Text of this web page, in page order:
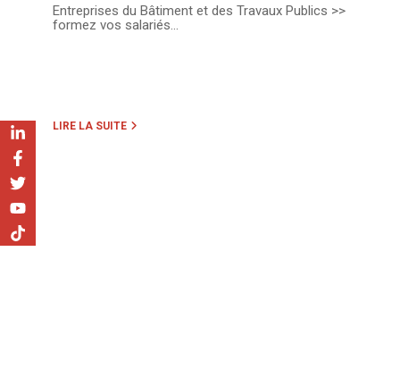
Entreprises du Bâtiment et des Travaux Publics >>
formez vos salariés...
LIRE LA SUITE